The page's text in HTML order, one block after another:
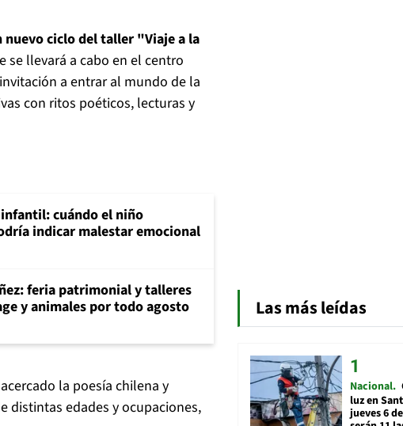
nuevo ciclo del taller "Viaje a la
se llevará a cabo en el centro
a entrar al mundo de la
con ritos poéticos, lecturas y
cuándo el niño
indicar malestar emocional
feria patrimonial y talleres
y animales por todo agosto
la poesía chilena y
distintas edades y ocupaciones,
Las más leídas
Nacional
luz en
jueves 6